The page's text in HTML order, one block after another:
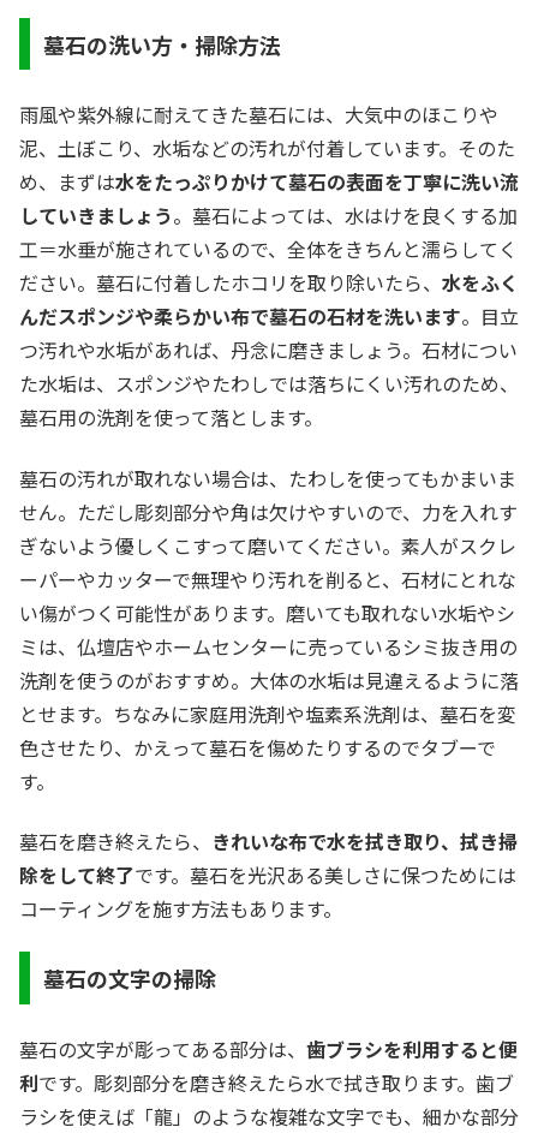
墓石の洗い方・掃除方法
雨風や紫外線に耐えてきた墓石には、大気中のほこりや
泥、土ぼこり、水垢などの汚れが付着しています。そのた
め、まずは水をたっぷりかけて墓石の表面を丁寧に洗い流
していきましょう。墓石によっては、水はけを良くする加
工＝水垂が施されているので、全体をきちんと濡らしてく
ださい。墓石に付着したホコリを取り除いたら、 水をふく
んだスポンジや柔らかい布で墓石の石材を洗います。目立
つ汚れや水垢があれば、丹念に磨きましょう。石材につい
た水垢は、スポンジやたわしでは落ちにくい汚れのため、
墓石用の洗剤を使って落とします。
墓石の汚れが取れない場合は、たわしを使ってもかまいま
せん。ただし彫刻部分や角は欠けやすいので、力を入れす
ぎないよう優しくこすって磨いてください。素人がスクレ
ーパーやカッターで無理やり汚れを削ると、石材にとれな
い傷がつく可能性があります。磨いても取れない水垢やシ
ミは、仏壇店やホームセンターに売っているシミ抜き用の
洗剤を使うのがおすすめ。大体の水垢は見違えるように落
とせます。ちなみに家庭用洗剤や塩素系洗剤は、墓石を変
色させたり、かえって墓石を傷めたりするのでタブーで
す。
墓石を磨き終えたら、 きれいな布で水を拭き取り、拭き掃
除をして終了です。墓石を光沢ある美しさに保つためには
コーティングを施す方法もあります。
墓石の文字の掃除
墓石の文字が彫ってある部分は、 歯ブラシを利用すると便
利です。彫刻部分を磨き終えたら水で拭き取ります。歯ブ
ラシを使えば「龍」のような複雑な文字でも、細かな部分